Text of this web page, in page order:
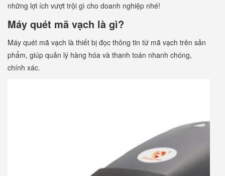
những lợi ích vượt trội gì cho doanh nghiệp nhé!
Máy quét mã vạch là gì?
Máy quét mã vạch là thiết bị đọc thông tin từ mã vạch trên sản
phẩm, giúp quản lý hàng hóa và thanh toán nhanh chóng,
chính xác.